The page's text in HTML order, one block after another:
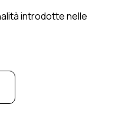
introdotte nelle